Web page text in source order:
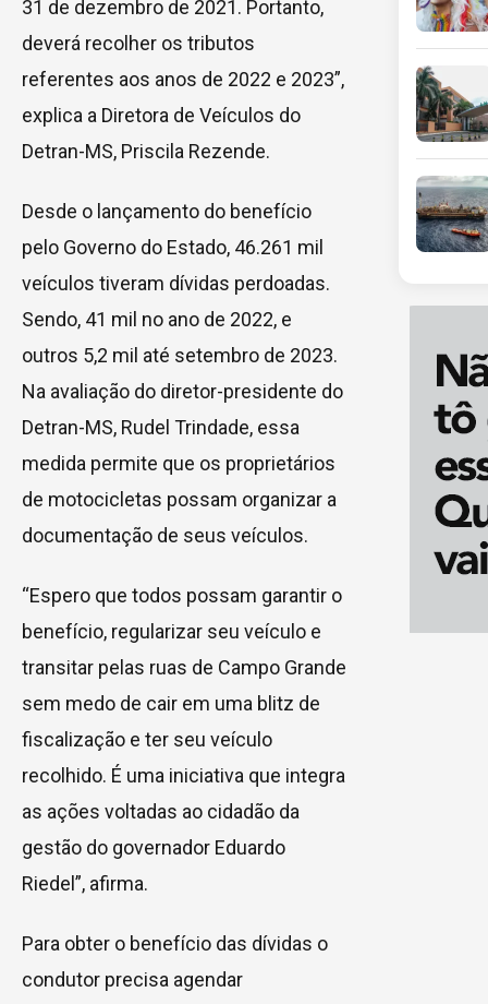
31 de dezembro de 2021. Portanto,
deverá recolher os tributos
referentes aos anos de 2022 e 2023”,
explica a Diretora de Veículos do
Detran-MS, Priscila Rezende.
Desde o lançamento do benefício
pelo Governo do Estado, 46.261 mil
veículos tiveram dívidas perdoadas.
Sendo, 41 mil no ano de 2022, e
outros 5,2 mil até setembro de 2023.
Na avaliação do diretor-presidente do
Detran-MS, Rudel Trindade, essa
medida permite que os proprietários
de motocicletas possam organizar a
documentação de seus veículos.
“Espero que todos possam garantir o
benefício, regularizar seu veículo e
transitar pelas ruas de Campo Grande
sem medo de cair em uma blitz de
fiscalização e ter seu veículo
recolhido. É uma iniciativa que integra
as ações voltadas ao cidadão da
gestão do governador Eduardo
Riedel”, afirma.
Para obter o benefício das dívidas o
condutor precisa agendar